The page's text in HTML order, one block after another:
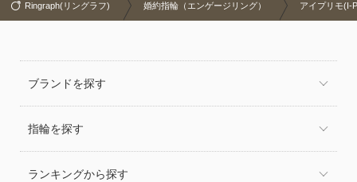
Ringraph(リングラフ) 婚約指輪（エンゲージリング） アイプリモ(I-
ブランドを探す
指輪を探す
ランキングから探す